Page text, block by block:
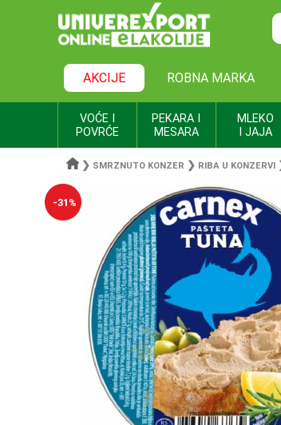
AKCIJE ROBNA MARKA
VOĆE I
POVRĆE
PEKARA I
MESARA
MLEKO
I JAJA
❯ SMRZNUTO KONZER ❯ RIBA U KONZERVI
-31%